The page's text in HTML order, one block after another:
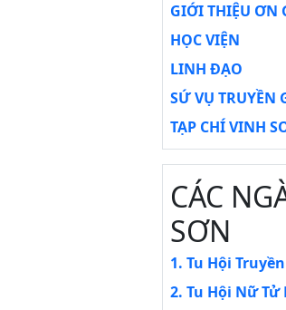
GIỚI THIỆU ƠN
HỌC VIỆN
LINH ĐẠO
SỨ VỤ TRUYỀN
TẠP CHÍ VINH
CÁC
SƠN
1. Tu Hội
2. Tu Hội Nữ Tử